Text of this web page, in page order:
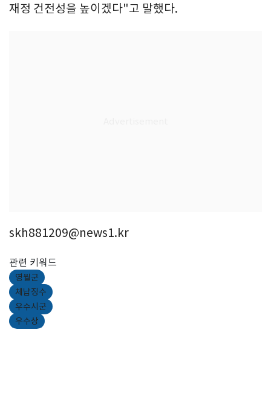
재정 건전성을 높이겠다"고 말했다.
skh881209@news1.kr
관련 키워드
영월군
체납징수
우수시군
우수상